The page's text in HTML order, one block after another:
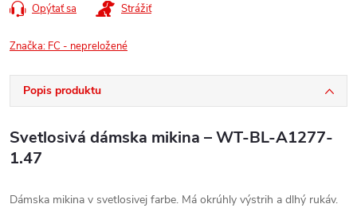
Opýtať sa Strážiť
Značka: FC - nepreložené
Popis produktu
Svetlosivá dámska mikina – WT-BL-A1277-
1.47
Dámska mikina v svetlosivej farbe. Má okrúhly výstrih a dlhý rukáv.